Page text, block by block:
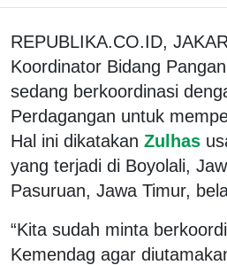
REPUBLIKA.CO.ID,
Koordinator Bidang
sedang berkoordinasi
Perdagangan untuk
Hal ini dikatakan Zulhas
yang terjadi di Boyolali,
Pasuruan, Jawa Timur,
“Kita sudah minta
Kemendag agar